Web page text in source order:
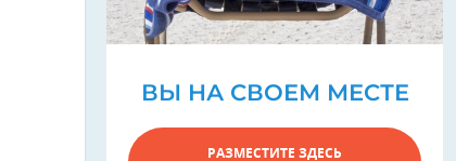
ВЫ НА СВОЕМ МЕСТЕ
РАЗМЕСТИТЕ ЗДЕСЬ